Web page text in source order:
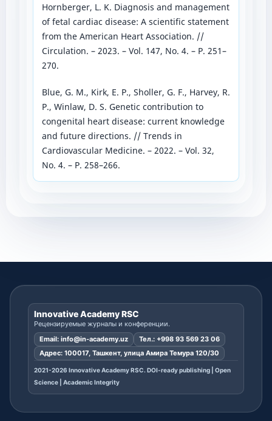
Hornberger, L. K. Diagnosis and management
of fetal cardiac disease: A scientific statement
from the American Heart Association. //
Circulation. – 2023. – Vol. 147, No. 4. – P. 251–
270.
Blue, G. M., Kirk, E. P., Sholler, G. F., Harvey, R.
P., Winlaw, D. S. Genetic contribution to
congenital heart disease: current knowledge
and future directions. // Trends in
Cardiovascular Medicine. – 2022. – Vol. 32,
No. 4. – P. 258–266.
Innovative Academy RSC
Рецензируемые журналы и конференции.
Email: info@in-academy.uz Тел.: +998 93 569 23 06
Адрес: 100017, Ташкент, улица Амира Темура 120/30
2021-2026 Innovative Academy RSC. DOI-ready publishing | Open
Science | Academic Integrity